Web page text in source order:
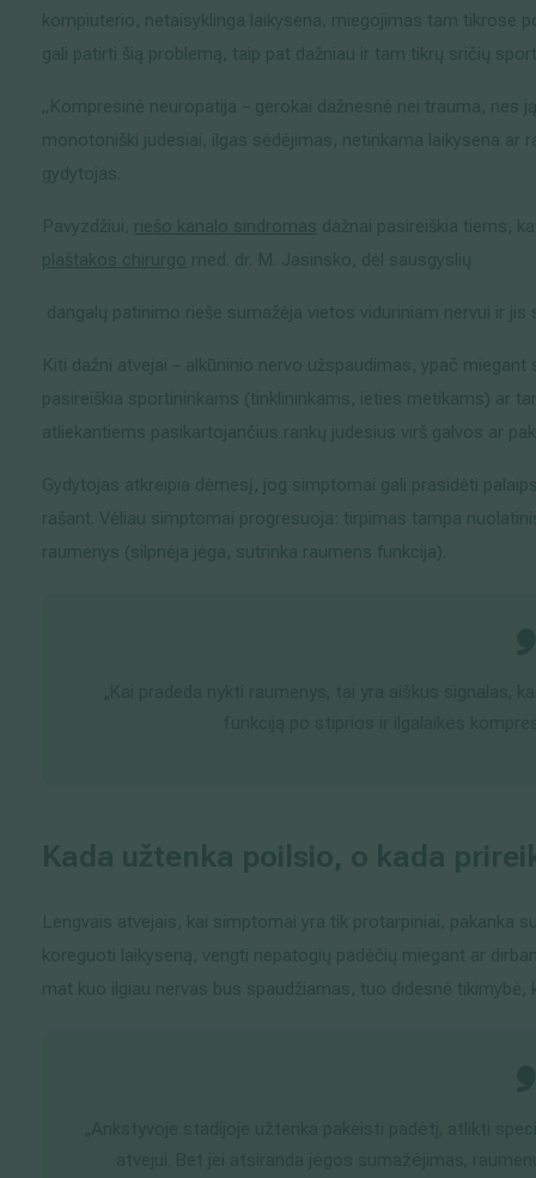
kompiuterio, netaisyklinga laikysena, miegojimas tam tikrose
gali patirti šią problemą, taip pat dažniau ir tam tikrų sričių
„Kompresinė neuropatija – gerokai dažnesnė nei trauma, nes
monotoniški judesiai, ilgas sėdėjimas, netinkama laikysena ar
gydytojas.
Pavyzdžiui, riešo kanalo sindromas dažnai pasireiškia tiems,
plaštakos chirurgo med. dr. M. Jasinsko, dėl sausgyslių
dangalų patinimo rieše sumažėja vietos viduriniam nervui ir
Kiti dažni atvejai – alkūninio nervo užspaudimas, ypač
pasireiškia sportininkams (tinklininkams, ieties metikams) ar
atliekantiems pasikartojančius rankų judesius virš galvos ar
Gydytojas atkreipia dėmesį, jog simptomai gali prasidėti
rašant. Vėliau simptomai progresuoja: tirpimas tampa
raumenys (silpnėja jėga, sutrinka raumens funkcija).
Kada užtenka poilsio, o kada
Lengvais atvejais, kai simptomai yra tik protarpiniai, pakanka
koreguoti laikyseną, vengti nepatogių padėčių miegant ar
mat kuo ilgiau nervas bus spaudžiamas, tuo didesnė